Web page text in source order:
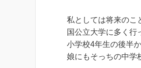
私としては将来のこ
国公立大学に多く行
小学校4年生の後半
娘にもそっちの中学